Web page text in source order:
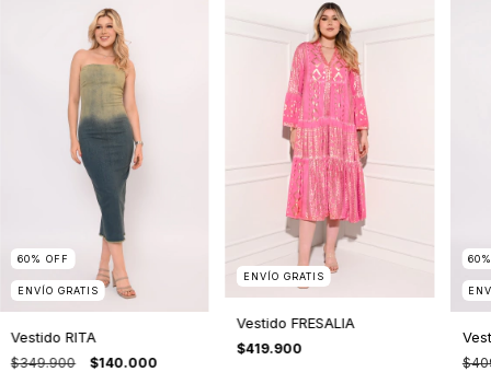
60% OFF
ENVÍO GRATIS
Vestido RITA
$349.900 $140.000
ENVÍO GRATIS
Vestido FRESALIA
$419.900
60